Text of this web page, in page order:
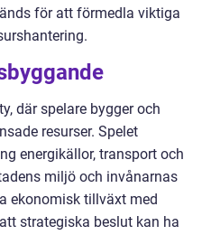
för att förmedla viktiga
där spelare bygger och
resurser. Spelet
energikällor, transport och
miljö och invånarnas
ekonomisk tillväxt med
strategiska beslut kan ha